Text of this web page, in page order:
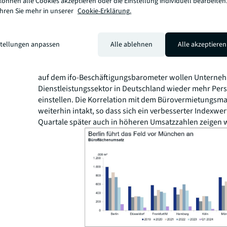
Löhne im Jahresverlauf sorgen, so dass in der Folge
Binnenkonjunktur wieder einen positiven
Neben den Stimmungsindikatoren ist für den
die Einstellungsbereitschaft der Unternehmen von
auch hier gab es im März ein wieder freundlicheres
auf dem ifo-Beschäftigungsbarometer wollen
Dienstleistungssektor in Deutschland wieder mehr
einstellen. Die Korrelation mit dem
weiterhin intakt, so dass sich ein verbesserter
Quartale später auch in höheren Umsatzzahlen zeigen
Sie mehr in unserer Cookie-Erklärung.
anpassen Alle ablehnen Alle akzeptieren